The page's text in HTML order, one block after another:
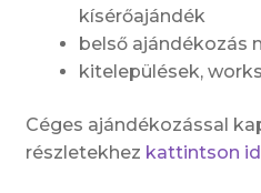
kísérőajándék
belső ajándékozás
kitelepülések,
Céges ajándékozással
részletekhez kattintson